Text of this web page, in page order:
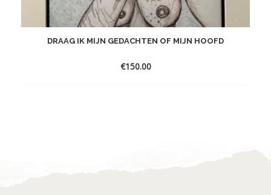
DRAAG IK MIJN GEDACHTEN OF MIJN HOOFD
€150.00